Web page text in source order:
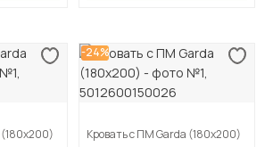
-24%
Кровать с ПМ Garda (180х200)